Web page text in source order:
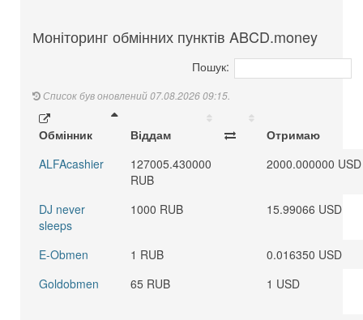
Моніторинг обмінних пунктів ABCD.money
Пошук:
Список був оновлений 07.08.2026 09:15.
Обмінник Віддам
Отримаю
ALFAcashier
127005.430000
RUB
2000.000000 USD
DJ never
sleeps
1000 RUB 15.99066 USD
E-Obmen 1 RUB
0.016350 USD
Goldobmen
65 RUB 1 USD